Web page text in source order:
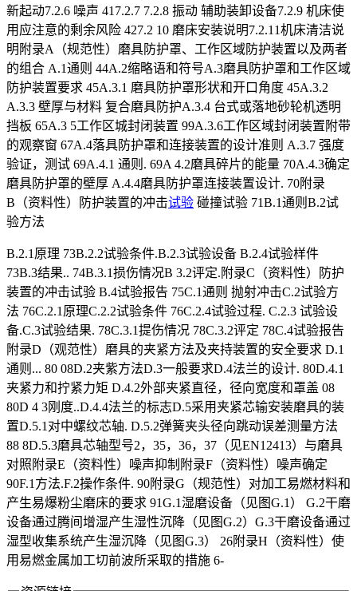
新起动7.2.6 噪声 417.2.7 7.2.8 振动 辅助装卸设备7.2.9 机床使
用应注意的剩余风险 427.2 10 磨床安装说明7.2.11机床清洁说
明附录A（规范性）磨具防护罩、工作区域防护装置以及两者
的组合 A.1通则 44A.2缩略语和符号A.3磨具防护罩和工作区域
防护装置要求 45A.3.1 磨具防护罩形状和开口角度 45A.3.2
A.3.3 壁厚与材料 复合磨具防护A.3.4 台式或落地砂轮机透明
挡板 65A.3 5工作区城封闭装置 99A.3.6工作区域封闭装置附带
的观察窗 67A.4落具防护罩和连接装置的设计准则 A.3.7 强度
验证，测试 69A.4.1 通则. 69A 4.2磨具碎片的能量 70A.4.3确定
磨具防护罩的壁厚 A.4.4磨具防护罩连接装置设计. 70附录
B（资料性）防护装置的冲击试验 碰撞试验 71B.1通则B.2试
验方法
B.2.1原理 73B.2.2试验条件.B.2.3试验设备 B.2.4试验样件
73B.3结果.. 74B.3.1损伤情况B 3.2评定.附录C（资料性）防护
装置的冲击试验 B.4试验报告 75C.1通则 抛射冲击C.2试验方
法 76C.2.1原理C.2.2试验条件 76C.2.4试验过程. C.2.3 试验设
备.C.3试验结果. 78C.3.1提伤情况 78C.3.2评定 78C.4试验报告
附录D（观范性）磨具的夹紧方法及夹持装置的安全要求 D.1
通则... 80 08D.2夹紫方法D.3一般要求D.4法兰的设计. 80D.4.1
夹紧力和拧紧力矩 D.4.2外部夹紧直径，径向宽度和罩盖 08
80D 4 3刚度..D.4.4法兰的标志D.5采用夹紧芯输安装磨具的装
置D.5.1对中螺纹芯轴. D.5.2弹簧夹头径向跳动误差测量方法
88 8D.5.3磨具芯轴型号2，35，36，37（见EN12413）与磨具
对照附录E（资料性）噪声抑制附录F（资料性）噪声确定
90F.1方法.F.2操作条件. 90附录G（规范性）对加工易燃材料和
产生易爆粉尘磨床的要求 91G.1湿磨设备（见图G.1） G.2干磨
设备通过腾间增湿产生湿性沉降（见图G.2）G.3干磨设备通过
湿型收集系统产生湿沉降（见图G.3） 26附录H（资料性）使
用易燃金属加工切前波所采取的措施 6-